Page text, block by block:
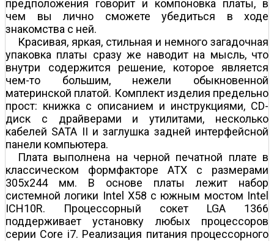
предположения говорит и компоновка платы, в
чем вы лично сможете убедиться в ходе
знакомства с ней.
Красивая, яркая, стильная и немного загадочная
упаковка платы сразу же наводит на мысль, что
внутри содержится решение, которое является
чем-то большим, нежели обыкновенной
материнской платой. Комплект изделия предельно
прост: книжка с описанием и инструкциями, CD-
диск с драйверами и утилитами, несколько
кабелей SATA II и заглушка задней интерфейсной
панели компьютера.
Плата выполнена на черной печатной плате в
классическом формфакторе ATX с размерами
305x244 мм. В основе платы лежит набор
системной логики Intel X58 с южным мостом Intel
ICH10R. Процессорный сокет LGA 1366
поддерживает установку любых процессоров
серии Core i7. Реализация питания процессорного